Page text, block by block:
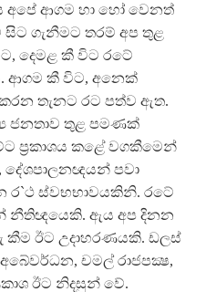
ආගම හා හෝ වෙනත්
ගැනීමට තරම් අප තුළ
දෙමළ කී විට රටේ
ආගම කී විට, අනෙක්
තැනට රට පත්ව ඇත.
ජනතාව තුළ පමණක්
ප්‍රකාශය කළේ වගකීමෙන්
පවා
ර`ථ ස්වභභාවයකිනි. රටේ
නීතිඥයෙකි. ඇය අප දිනන
කීම ඊට උදාහරණයකි. ඩලස්
චමල් රාජපක්‍ෂ,
ඊට නිදසුන් වේ.